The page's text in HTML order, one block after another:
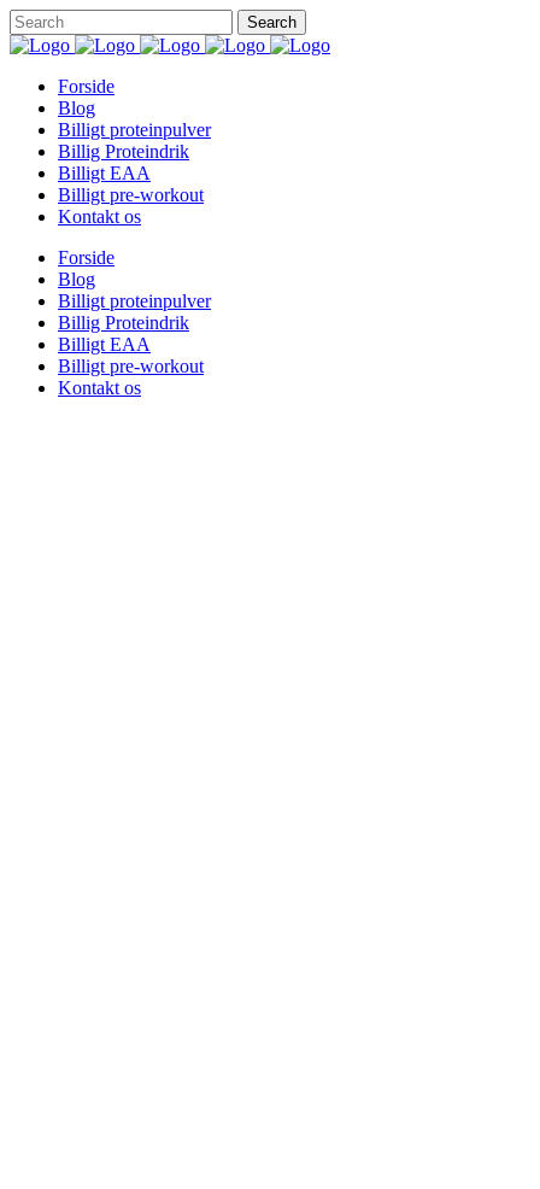
Forside
Blog
Billigt proteinpulver
Billig Proteindrik
Billigt EAA
Billigt pre-workout
Kontakt os
Forside
Blog
Billigt proteinpulver
Billig Proteindrik
Billigt EAA
Billigt pre-workout
Kontakt os